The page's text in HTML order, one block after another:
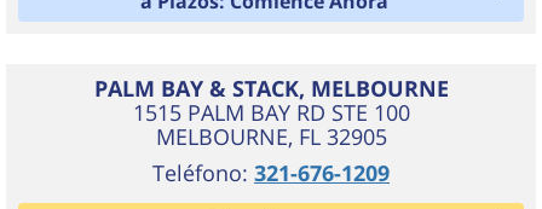
PALM BAY & STACK, MELBOURNE
1515 PALM BAY RD STE 100
MELBOURNE, FL 32905
Teléfono: 321-676-1209